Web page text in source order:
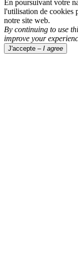
En poursuivant votre
l'utilisation de cookies
notre site web.
By continuing to use
improve your
J'accepte – I agree